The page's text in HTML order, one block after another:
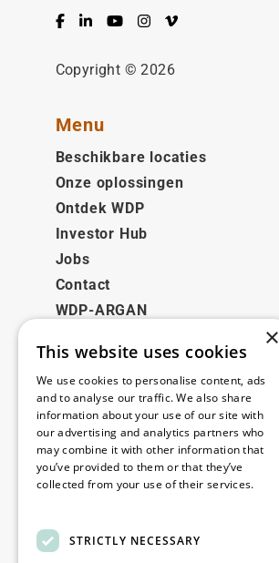
Facebook
LinkedInYouTubeInstagram
Vimeo
Copyright © 2026
Menu
Beschikbare locaties
Onze oplossingen
Ontdek WDP
Investor Hub
Jobs
Contact
WDP-ARGAN
Juridisch
Disclaimer
Privacybeleid
Cookie Policy
Contact
×
This website uses cookies
We use cookies to personalise content, ads
and to analyse our traffic. We also share
information about your use of our site with
our advertising and analytics partners who
may combine it with other information that
you’ve provided to them or that they’ve
collected from your use of their services.
STRICTLY NECESSARY